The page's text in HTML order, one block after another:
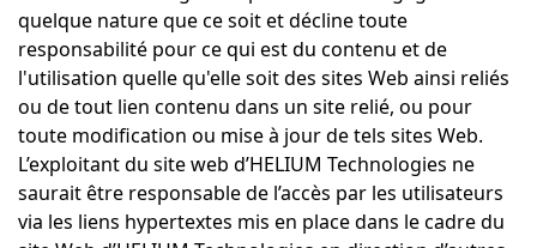
quelque nature que ce soit et décline toute
responsabilité pour ce qui est du contenu et de
l'utilisation quelle qu'elle soit des sites Web ainsi reliés
ou de tout lien contenu dans un site relié, ou pour
toute modification ou mise à jour de tels sites Web.
L’exploitant du site web d’HELIUM Technologies ne
saurait être responsable de l’accès par les utilisateurs
via les liens hypertextes mis en place dans le cadre du